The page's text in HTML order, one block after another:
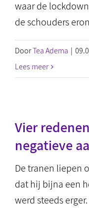
waar de
de schouders
DoorTea Adema |
Lees meer
Vier
negatieve
De tranen liepen
dat hij bijna een
werd steeds